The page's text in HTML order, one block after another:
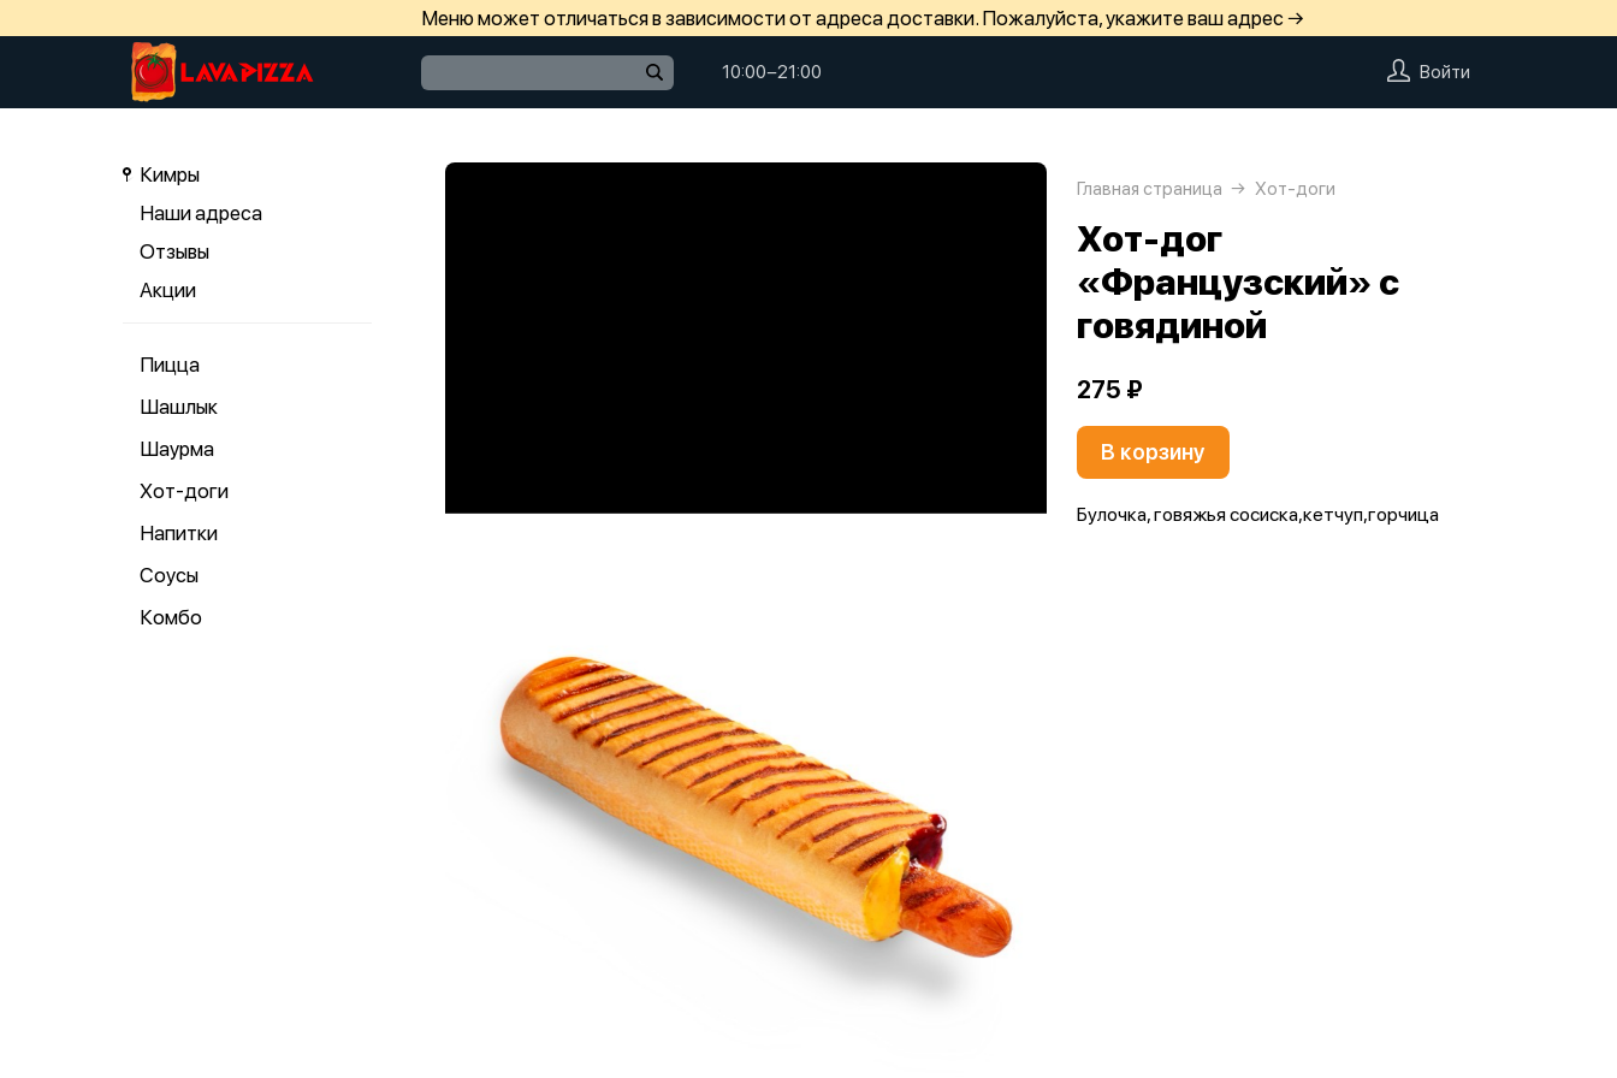
Меню может отличаться в зависимости от адреса доставки. Пожалуйста, укажите ваш адрес →
10:00−21:00 Войти
Кимры
Наши адреса
Отзывы
Акции
Пицца
Шашлык
Шаурма
Хот-доги
Напитки
Соусы
Комбо
Главная страница Хот-доги
Хот-дог
«Французский» с
говядиной
275 ₽
В корзину
Булочка, говяжья сосиска,кетчуп,горчица